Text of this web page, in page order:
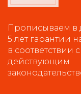
Прописываем в
5 лет гарантии
в соответствии с
действующим